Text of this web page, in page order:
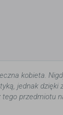
kobieta.
jednak dzięki
przedmiotu